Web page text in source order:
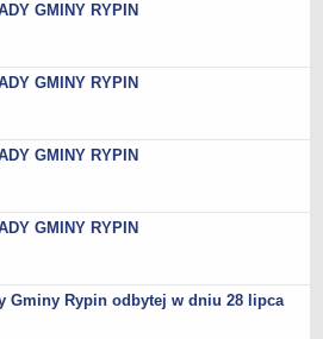
radnych
Monitory Polskie
zagospodarowania
GMINY RYPIN
GMINY RYPIN
GMINY RYPIN
GMINY RYPIN
Gminy Rypin odbytej w dniu 28 lipca